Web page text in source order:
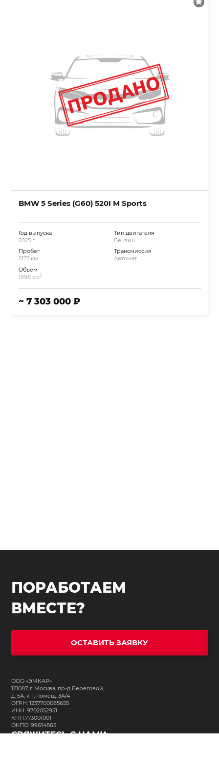
BMW 5 Series (G60) 520I M Sports
Год выпуска
2025 г.
Пробег
5177 км.
Объём
1998 см3
Тип двигателя
Бензин
Трансмиссия
Автомат
~ 7 303 000 ₽
ПОРАБОТАЕМ
ВМЕСТЕ?
ОСТАВИТЬ ЗАЯВКУ
ООО «ЭМКАР»
121087, г. Москва, пр-д Береговой,
д. 5А, к. 1, помещ. 3А/4
ОГРН: 1237700085655
ИНН: 9702052951
КПП:773001001
ОКПО: 99614865
СВЯЖИТЕСЬ С НАМИ: